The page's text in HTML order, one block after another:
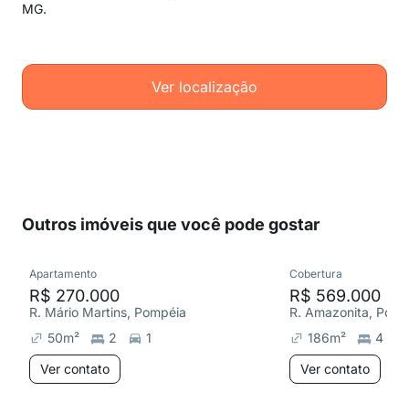
MG.
Ver localização
Outros imóveis que você pode gostar
Apartamento
R$ 270.000
R. Mário Martins, Pompéia
50m² 2
1
Ver contato
Cobertura
R$ 569.000
R. Amazonita,
186m²
4
Ver contato